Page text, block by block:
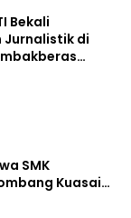
Bekali
SMK
Kuasai